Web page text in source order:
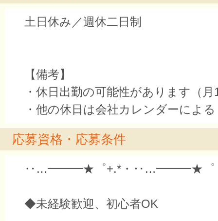
土日休み／週休二日制
【備考】
・休日出勤の可能性があります（月
・他の休日は会社カレンダーによる
応募資格・応募条件
‥…━━━★゜+.*・‥…━━━★゜
◆未経験歓迎、初心者OK